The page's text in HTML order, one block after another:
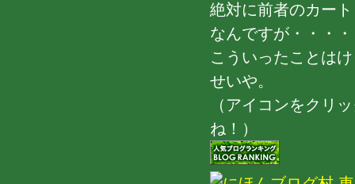
絶対に前者のカー
なんですが・・・・
こういったことは
せいや。
（アイコンをクリ
ね！）